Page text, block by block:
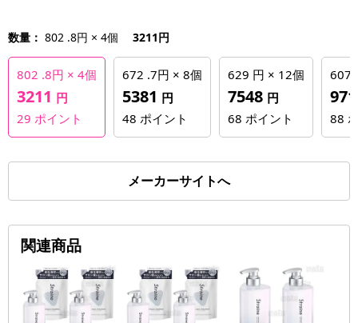
数量： 802 .8円 × 4個 3211円
802 .8円 × 4個
3211 円
29 ポイント
672 .7円 × 8個
5381 円
48 ポイント
629 円 × 12個
7548 円
68 ポイント
607
88
メーカーサイトへ
関連商品